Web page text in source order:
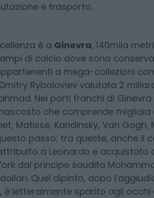
dal fisco, garantiscono massima
e trasporto.
è aGinevra, 140mila
di calcio dove sono
a mega-collezioni
Ryboloviev valutata 2
Nei porti franchi di Ginevra
che comprende migliaia
Matisse, Kandinsky, Van Gogh,
passo; tra queste, anche il